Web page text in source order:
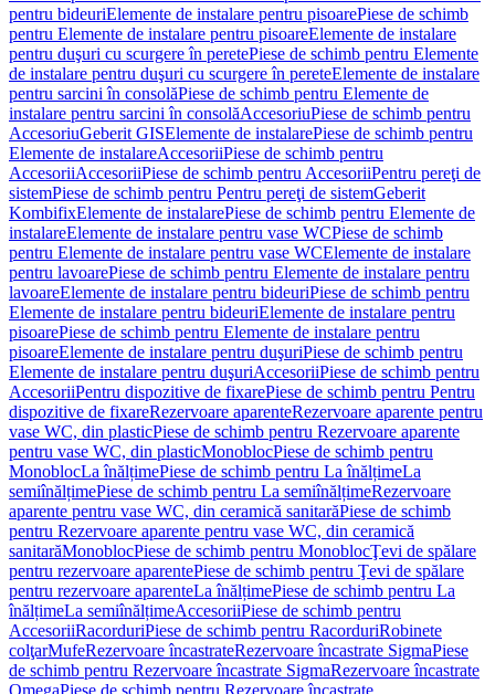
pentru bideuriElemente de instalare pentru pisoarePiese de schimb
pentru Elemente de instalare pentru pisoareElemente de instalare
pentru duşuri cu scurgere în peretePiese de schimb pentru Elemente
de instalare pentru duşuri cu scurgere în pereteElemente de instalare
pentru sarcini în consolăPiese de schimb pentru Elemente de
instalare pentru sarcini în consolăAccesoriuPiese de schimb pentru
AccesoriuGeberit GISElemente de instalarePiese de schimb pentru
Elemente de instalareAccesoriiPiese de schimb pentru
AccesoriiAccesoriiPiese de schimb pentru AccesoriiPentru pereţi de
sistemPiese de schimb pentru Pentru pereţi de sistemGeberit
KombifixElemente de instalarePiese de schimb pentru Elemente de
instalareElemente de instalare pentru vase WCPiese de schimb
pentru Elemente de instalare pentru vase WCElemente de instalare
pentru lavoarePiese de schimb pentru Elemente de instalare pentru
lavoareElemente de instalare pentru bideuriPiese de schimb pentru
Elemente de instalare pentru bideuriElemente de instalare pentru
pisoarePiese de schimb pentru Elemente de instalare pentru
pisoareElemente de instalare pentru duşuriPiese de schimb pentru
Elemente de instalare pentru duşuriAccesoriiPiese de schimb pentru
AccesoriiPentru dispozitive de fixarePiese de schimb pentru Pentru
dispozitive de fixareRezervoare aparenteRezervoare aparente pentru
vase WC, din plasticPiese de schimb pentru Rezervoare aparente
pentru vase WC, din plasticMonoblocPiese de schimb pentru
MonoblocLa înălțimePiese de schimb pentru La înălțimeLa
semiînălțimePiese de schimb pentru La semiînălțimeRezervoare
aparente pentru vase WC, din ceramică sanitarăPiese de schimb
pentru Rezervoare aparente pentru vase WC, din ceramică
sanitarăMonoblocPiese de schimb pentru MonoblocŢevi de spălare
pentru rezervoare aparentePiese de schimb pentru Ţevi de spălare
pentru rezervoare aparenteLa înălțimePiese de schimb pentru La
înălțimeLa semiînălțimeAccesoriiPiese de schimb pentru
AccesoriiRacorduriPiese de schimb pentru RacorduriRobinete
colţarMufeRezervoare încastrateRezervoare încastrate SigmaPiese
de schimb pentru Rezervoare încastrate SigmaRezervoare încastrate
OmegaPiese de schimb pentru Rezervoare încastrate